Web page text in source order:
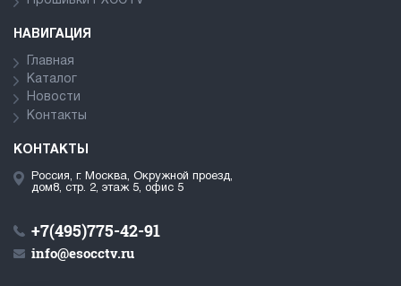
НАВИГАЦИЯ
Главная
Каталог
Новости
Контакты
КОНТАКТЫ
Россия, г. Москва, Окружной проезд,
дом8, стр. 2, этаж 5, офис 5
+7(495)775-42-91
info@esocctv.ru